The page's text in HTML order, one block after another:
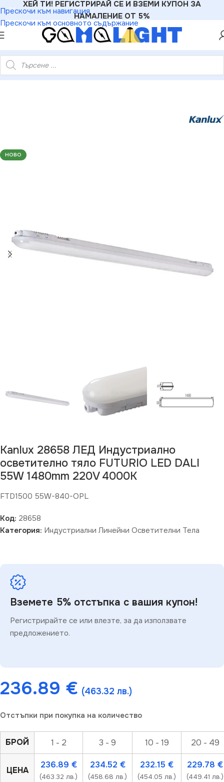
Прескочи към навигация
Прескочи към основното съдържание
ХЕЙ ТИ! РЕГИСТРИРАЙ СЕ И ВЗЕМИ КУПОН ЗА
НАМАЛЕНИЕ ОТ 5%
тяло FUTURIO LED DALI 55W 1480mm 220V 4000K
НОВО
Kanlux 28658 ЛЕД Индустриално
осветително тяло FUTURIO LED DALI
55W 1480mm 220V 4000K
FTD1500 55W-840-OPL
Код: 28658
Категория: Индустриални Линейни Осветителни Тела
Вземете 5% отстъпка с вашия купон!
Регистрирайте се или влезте, за да използвате
предложението.
236.89 € (463.32 лв.)
Отстъпки при покупка на количество
БРОЙ 1 - 2 3 - 9 10 - 19 20 - 49
ЦЕНА
236.89 €
(463.32 лв.)
234.52 €
(458.68 лв.)
232.15 €
(454.05 лв.)
229.78 €
(449.41 лв.)